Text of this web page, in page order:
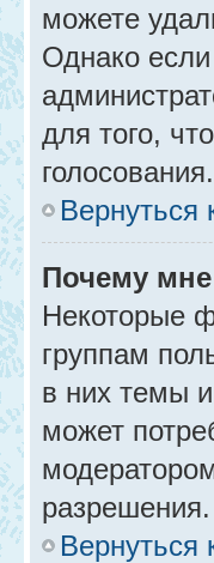
можете
Однако
для того,
голосования.
Вернуться
Почему
Некоторые
группам
в них темы
может
разрешения.
Вернуться